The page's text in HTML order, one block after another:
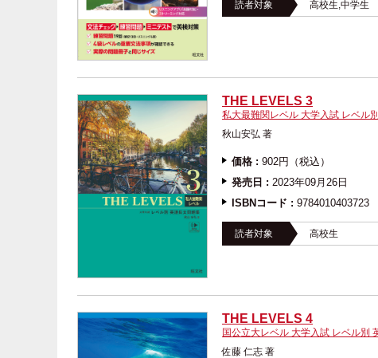
読者対象 高校生,中学生
THE LEVELS 3
私大最難関レベル 大学入試 レベル
秋山安弘 著
価格 : 902円（税込）
発売日 : 2023年09月26日
ISBNコード : 9784010403723
読者対象 高校生
THE LEVELS 4
国公立大レベル 大学入試 レベル別
佐藤 仁志 著